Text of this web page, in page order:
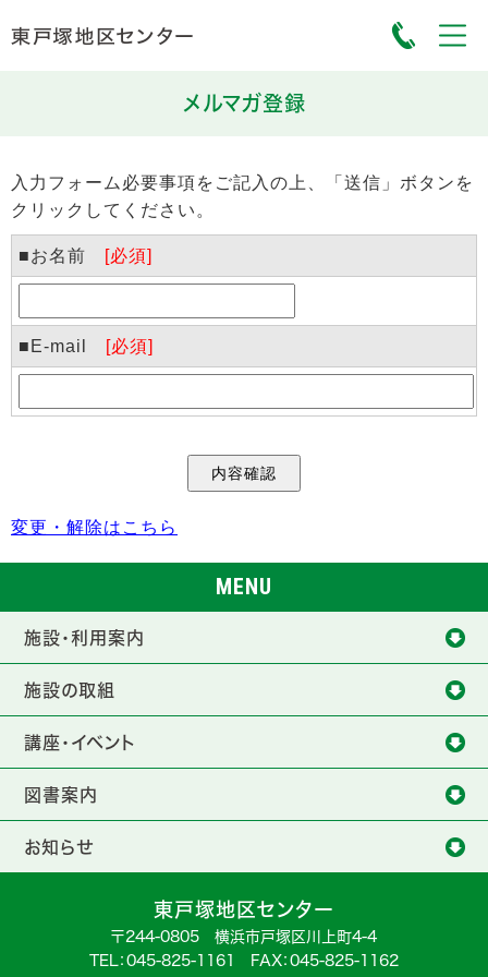
メルマガ登録
入力フォーム必要事項をご記入の上、「送信」ボタンを
クリックしてください。
■お名前 [必須]
■E-mail [必須]
変更・解除はこちら
MENU
施設・利用案内
施設の取組
講座・イベント
図書案内
お知らせ
東戸塚地区センター
〒244-0805 横浜市戸塚区川上町4-4
TEL： 045-825-1161 FAX：045-825-1162